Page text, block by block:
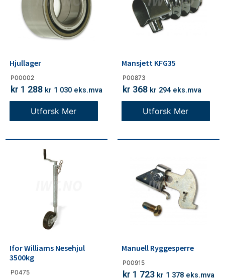
P00002
Hjullager
kr 1 288 kr 1 030 eks.mva
Utforsk Mer
P00873
Mansjett KFG35
kr 368 kr 294 eks.mva
Utforsk Mer
P0475
Ifor Williams Nesehjul
3500kg
P00915
Manuell Ryggesperre
kr 1 723 kr 1 378 eks.mva